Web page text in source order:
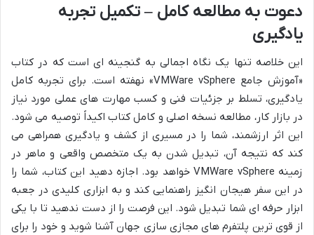
دعوت به مطالعه کامل – تکمیل تجربه
یادگیری
این خلاصه تنها یک نگاه اجمالی به گنجینه ای است که در کتاب
«آموزش جامع VMWare vSphere» نهفته است. برای تجربه کامل
یادگیری، تسلط بر جزئیات فنی و کسب مهارت های عملی مورد نیاز
در بازار کار، مطالعه نسخه اصلی و کامل کتاب اکیداً توصیه می شود.
این اثر ارزشمند، شما را در مسیری از کشف و یادگیری همراهی می
کند که نتیجه آن، تبدیل شدن به یک متخصص واقعی و ماهر در
زمینه VMWare vSphere خواهد بود. اجازه دهید این کتاب، شما را
در این سفر هیجان انگیز راهنمایی کند و به ابزاری کلیدی در جعبه
ابزار حرفه ای شما تبدیل شود. این فرصت را از دست ندهید تا با یکی
از قوی ترین پلتفرم های مجازی سازی جهان آشنا شوید و خود را برای